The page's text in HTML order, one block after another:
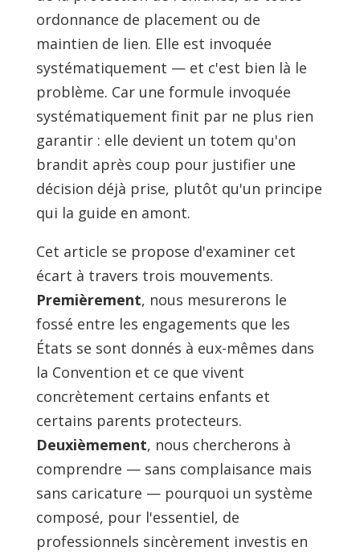
ordonnance de placement ou de
maintien de lien. Elle est invoquée
systématiquement — et c'est bien là le
problème. Car une formule invoquée
systématiquement finit par ne plus rien
garantir : elle devient un totem qu'on
brandit après coup pour justifier une
décision déjà prise, plutôt qu'un principe
qui la guide en amont.
Cet article se propose d'examiner cet
écart à travers trois mouvements.
Premièrement, nous mesurerons le
fossé entre les engagements que les
États se sont donnés à eux-mêmes dans
la Convention et ce que vivent
concrètement certains enfants et
certains parents protecteurs.
Deuxièmement, nous chercherons à
comprendre — sans complaisance mais
sans caricature — pourquoi un système
composé, pour l'essentiel, de
professionnels sincèrement investis en